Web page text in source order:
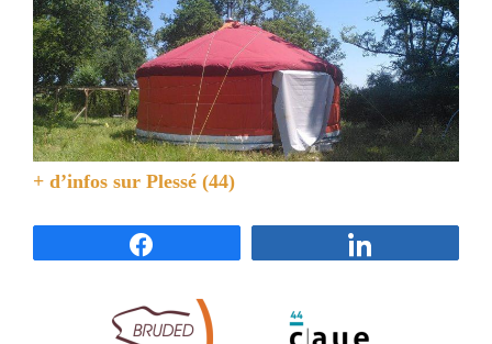
+ d’infos sur Plessé (44)